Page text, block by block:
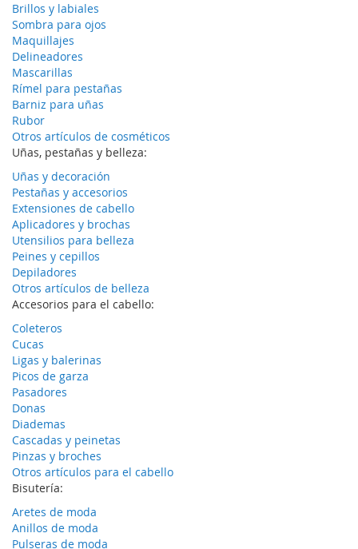
Brillos y labiales
Sombra para ojos
Maquillajes
Delineadores
Mascarillas
Rímel para pestañas
Barniz para uñas
Rubor
Otros artículos de cosméticos
Uñas, pestañas y belleza:
Uñas y decoración
Pestañas y accesorios
Extensiones de cabello
Aplicadores y brochas
Utensilios para belleza
Peines y cepillos
Depiladores
Otros artículos de belleza
Accesorios para el cabello:
Coleteros
Cucas
Ligas y balerinas
Picos de garza
Pasadores
Donas
Diademas
Cascadas y peinetas
Pinzas y broches
Otros artículos para el cabello
Bisutería:
Aretes de moda
Anillos de moda
Pulseras de moda